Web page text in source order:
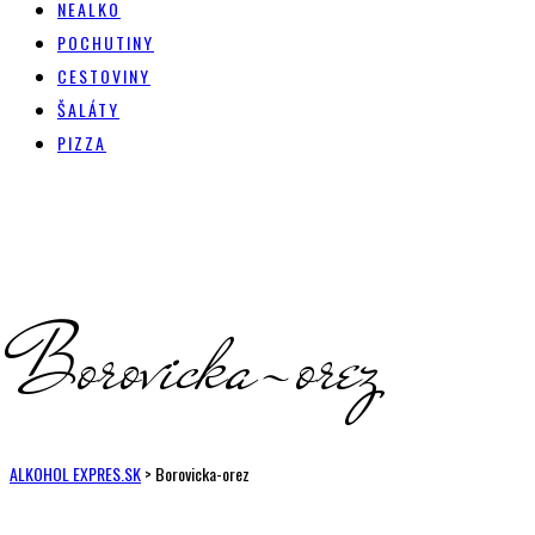
NEALKO
POCHUTINY
CESTOVINY
ŠALÁTY
PIZZA
Borovicka-orez
ALKOHOL EXPRES.SK> Borovicka-orez